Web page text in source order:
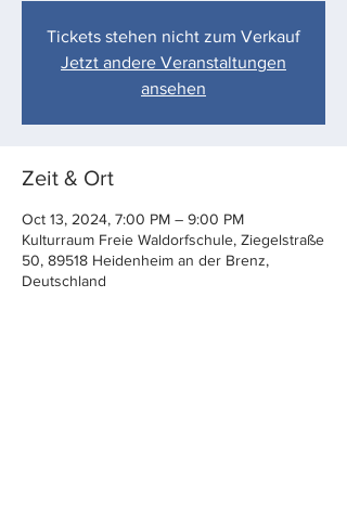
Tickets stehen nicht zum Verkauf
Jetzt andere Veranstaltungen
ansehen
Zeit & Ort
Oct 13, 2024, 7:00 PM – 9:00 PM
Kulturraum Freie Waldorfschule, Ziegelstraße
50, 89518 Heidenheim an der Brenz,
Deutschland